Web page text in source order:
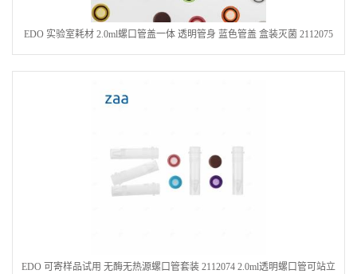
EDO 实验室耗材 2.0ml螺口管盖一体 透明管身 蓝色管盖 盒装灭菌 2112075
EDO 可寄样品试用 无酶无热源螺口管套装 2112074 2.0ml透明螺口管可站立